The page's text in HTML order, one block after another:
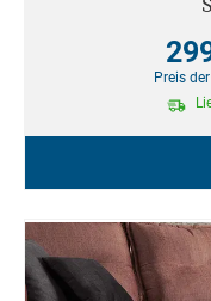
Preis